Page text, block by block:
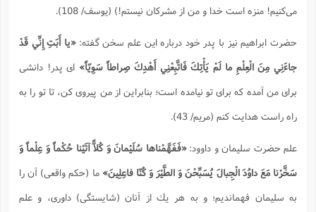
مى‌كنيم! منزه است خدا و من از مشركان نيستم!) (یوسف/ 108).
حضرت ابراهیم نیز با پدر خود درباره این علم سخن گفته: «يا أَبَتِ إِنِّي قَدْ
جاءَنِي مِنَ الْعِلْمِ ما لَمْ يَأْتِكَ فَاتَّبِعْنِي أَهْدِكَ صِراطاً سَوِيّاً»اى پدر! دانشى
براى من آمده كه براى تو نيامده است؛ بنابراين از من پيروى كن، تا تو را به
راه راست هدايت كنم (مریم/ 43).
علم حضرت سلیمان و داوود: «فَفَهَّمْناها سُلَيْمانَ وَ كُلاًّ آتَيْنا حُكْماً وَ عِلْماً وَ
سَخَّرْنا مَعَ داوُدَ الْجِبالَ يُسَبِّحْنَ وَ الطَّيْرَ وَ كُنّا فاعِلِينَ»ما (حكم واقعى) آن را
به سليمان فهمانديم؛ و به هر يك از آنان (شايستگى) داورى، و علم